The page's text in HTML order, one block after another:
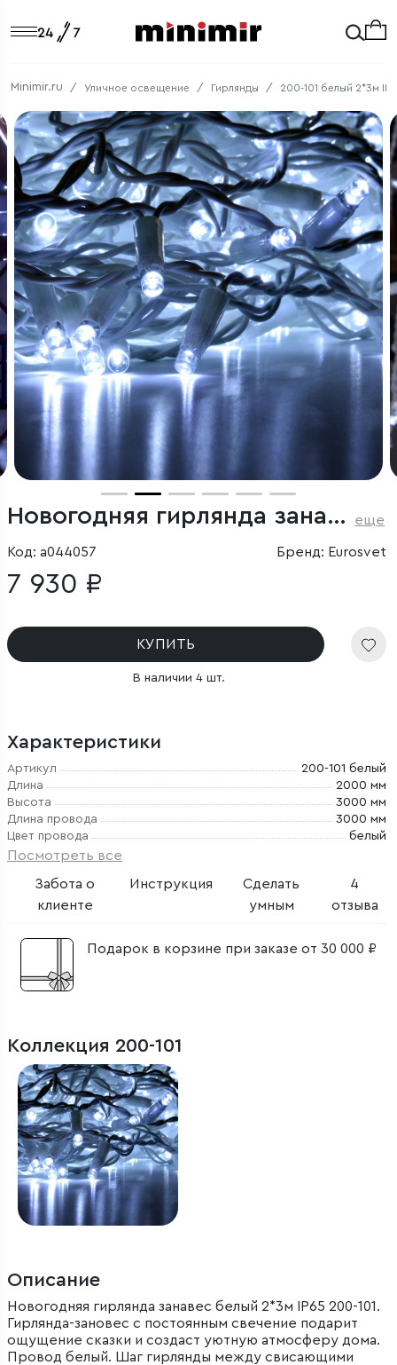
Minimir.ru Уличное освещение Гирлянды 200-101 белый 2*3м
Новогодняя гирлянда занавес белый 2*3м IP65 еще
Код: a044057 Бренд: Eurosvet
7 930 ₽
КУПИТЬ
В наличии 4 шт.
Характеристики
Артикул
200-101 белый
Длина
2000 мм
Высота
3000 мм
Длина провода
3000 мм
Цвет провода
белый
Посмотреть все
Забота о
клиенте
Инструкция
Сделать
умным
4
отзыва
Подарок в корзине при заказе от 30 000 ₽
Коллекция 200-101
Описание
Новогодняя гирлянда занавес белый 2*3м IP65 200-101.
Гирлянда-зановес с постоянным свечение подарит
ощущение сказки и создаст уютную атмосферу дома.
Провод белый. Шаг гирлянды между свисающими